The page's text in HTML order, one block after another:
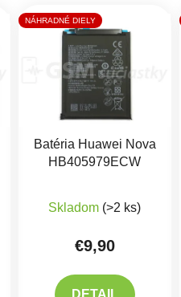
NÁHRADNÉ DIELY
Batéria Huawei Nova
HB405979ECW
Skladom (>2 ks)
€9,90